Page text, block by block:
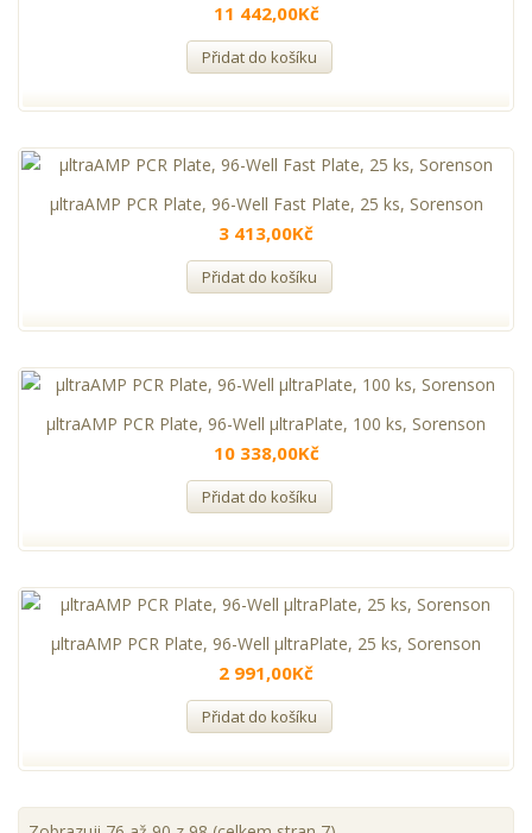
11 442,00Kč
Přidat do košíku
µltraAMP PCR Plate, 96-Well Fast Plate, 25 ks, Sorenson
3 413,00Kč
Přidat do košíku
µltraAMP PCR Plate, 96-Well µltraPlate, 100 ks, Sorenson
10 338,00Kč
Přidat do košíku
µltraAMP PCR Plate, 96-Well µltraPlate, 25 ks, Sorenson
2 991,00Kč
Přidat do košíku